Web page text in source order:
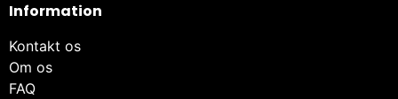
Information
Kontakt os
Om os
FAQ